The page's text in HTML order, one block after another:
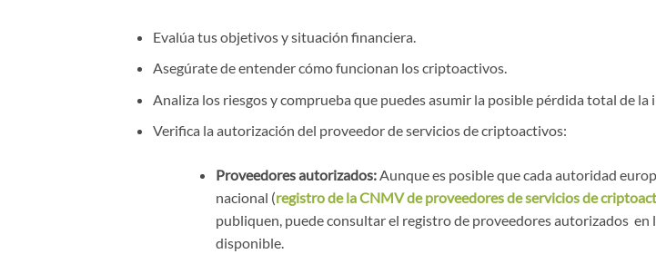
Evalúa tus objetivos y situación financiera.
Asegúrate de entender cómo funcionan los criptoactivos.
Analiza los riesgos y comprueba que puedes asumir la posible pérdida total de la
Verifica la autorización del proveedor de servicios de criptoactivos:
Proveedores autorizados:Aunque es posible que cada autoridad
nacional (registro de la CNMV de proveedores de servicios de
publiquen, puede consultar el registro de proveedores autorizados en
disponible.